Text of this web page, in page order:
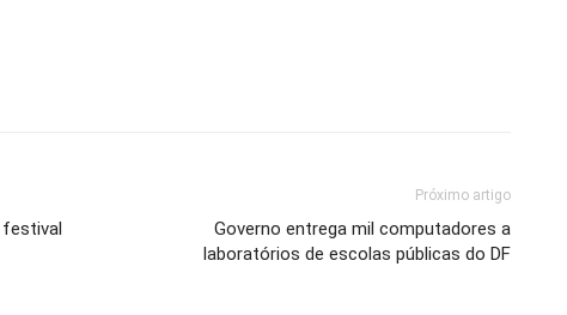
festival
Próximo artigo
Governo entrega mil computadores a
laboratórios de escolas públicas do DF